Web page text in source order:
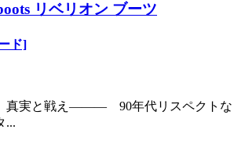
リベリオン ブーツ
ド]
真実と戦え――― 90年代リスペクトな
...